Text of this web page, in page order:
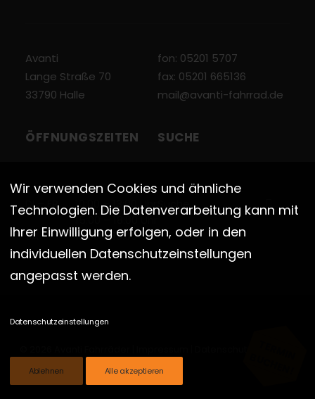
Avanti
Lange Straße 70
33790 Halle
fon: 05201 5707
fax: 05201 665136
mail@avanti-fahrrad.de
ÖFFNUNGSZEITEN
DI – FR
10:00 – 13:00 Uhr
15:00 – 18:00 Uhr
SA
10:00 – 13:00 Uhr
SUCHE
Wir verwenden Cookies und ähnliche
Technologien. Die Datenverarbeitung kann mit
Ihrer Einwilligung erfolgen, oder in den
individuellen Datenschutzeinstellungen
angepasst werden.
Datenschutzeinstellungen
Ablehnen Alle akzeptieren